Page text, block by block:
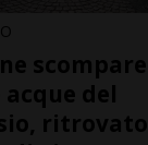
scompare
acque del
ritrovato